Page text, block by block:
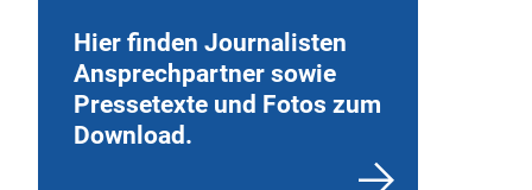
Hier finden Journalisten
Ansprechpartner sowie
Pressetexte und Fotos zum
Download.